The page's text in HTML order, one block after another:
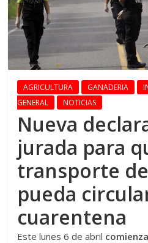
AGRICULTURA GANADERIA
GENERAL
NOTICIAS
Nueva
jurada para
transporte
pueda
cuarentena
Este lunes 6 de abril